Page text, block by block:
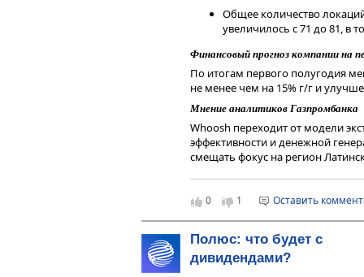
Дисклеймер
Данный справочный и
финансовых инструментов,
мнения, сформированного в
являются и не могут
получения дохода от
инструменты. Не является
индивидуальной
финансовых инструментов.
Общее количество
увеличилось с 71 до 81, в
Финансовый прогноз компании на
По итогам первого полугодия
не менее чем на 15% г/г и
Мнение аналитиков Газпромбанка
Whoosh переходит от модели
эффективности и денежной
смещать фокус на регион
выручку и EBITDA Группы.
По мнению аналитиков
показателей компании
начали приносить свои
финансовой динамики
0 1 Оставить
Полюс: что будет с
дивидендами?